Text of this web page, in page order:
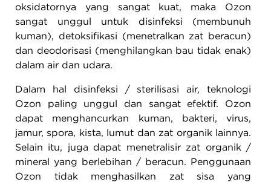
oksidatornya yang sangat kuat, maka Ozon
sangat unggul untuk disinfeksi (membunuh
kuman), detoksifikasi (menetralkan zat beracun)
dan deodorisasi (menghilangkan bau tidak enak)
dalam air dan udara.
Dalam hal disinfeksi / sterilisasi air, teknologi
Ozon paling unggul dan sangat efektif. Ozon
dapat menghancurkan kuman, bakteri, virus,
jamur, spora, kista, lumut dan zat organik lainnya.
Selain itu, juga dapat menetralisir zat organik /
mineral yang berlebihan / beracun. Penggunaan
Ozon tidak menghasilkan zat sisa yang